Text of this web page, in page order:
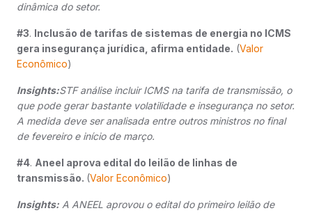
dinâmica do setor.
#3. Inclusão de tarifas de sistemas de energia no ICMS
gera insegurança jurídica, afirma entidade. (Valor
Econômico)
Insights:STF análise incluir ICMS na tarifa de transmissão, o
que pode gerar bastante volatilidade e insegurança no setor.
A medida deve ser analisada entre outros ministros no final
de fevereiro e início de março.
#4. Aneel aprova edital do leilão de linhas de
transmissão. (Valor Econômico)
Insights: A ANEEL aprovou o edital do primeiro leilão de